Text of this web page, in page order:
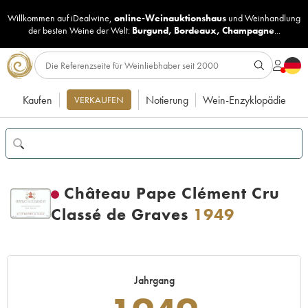
Willkommen auf iDealwine, online-Weinauktionshaus undWeinhandlung
der besten Weine der Welt: Burgund, Bordeaux, Champagne...
Kaufen VERKAUFEN Notierung Wein-Enzyklopädie
Château Pape Clément Cru
Classé de Graves 1949
Jahrgang